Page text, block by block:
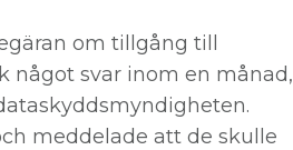
om tillgång till
något svar inom en månad,
meddelade att de skulle